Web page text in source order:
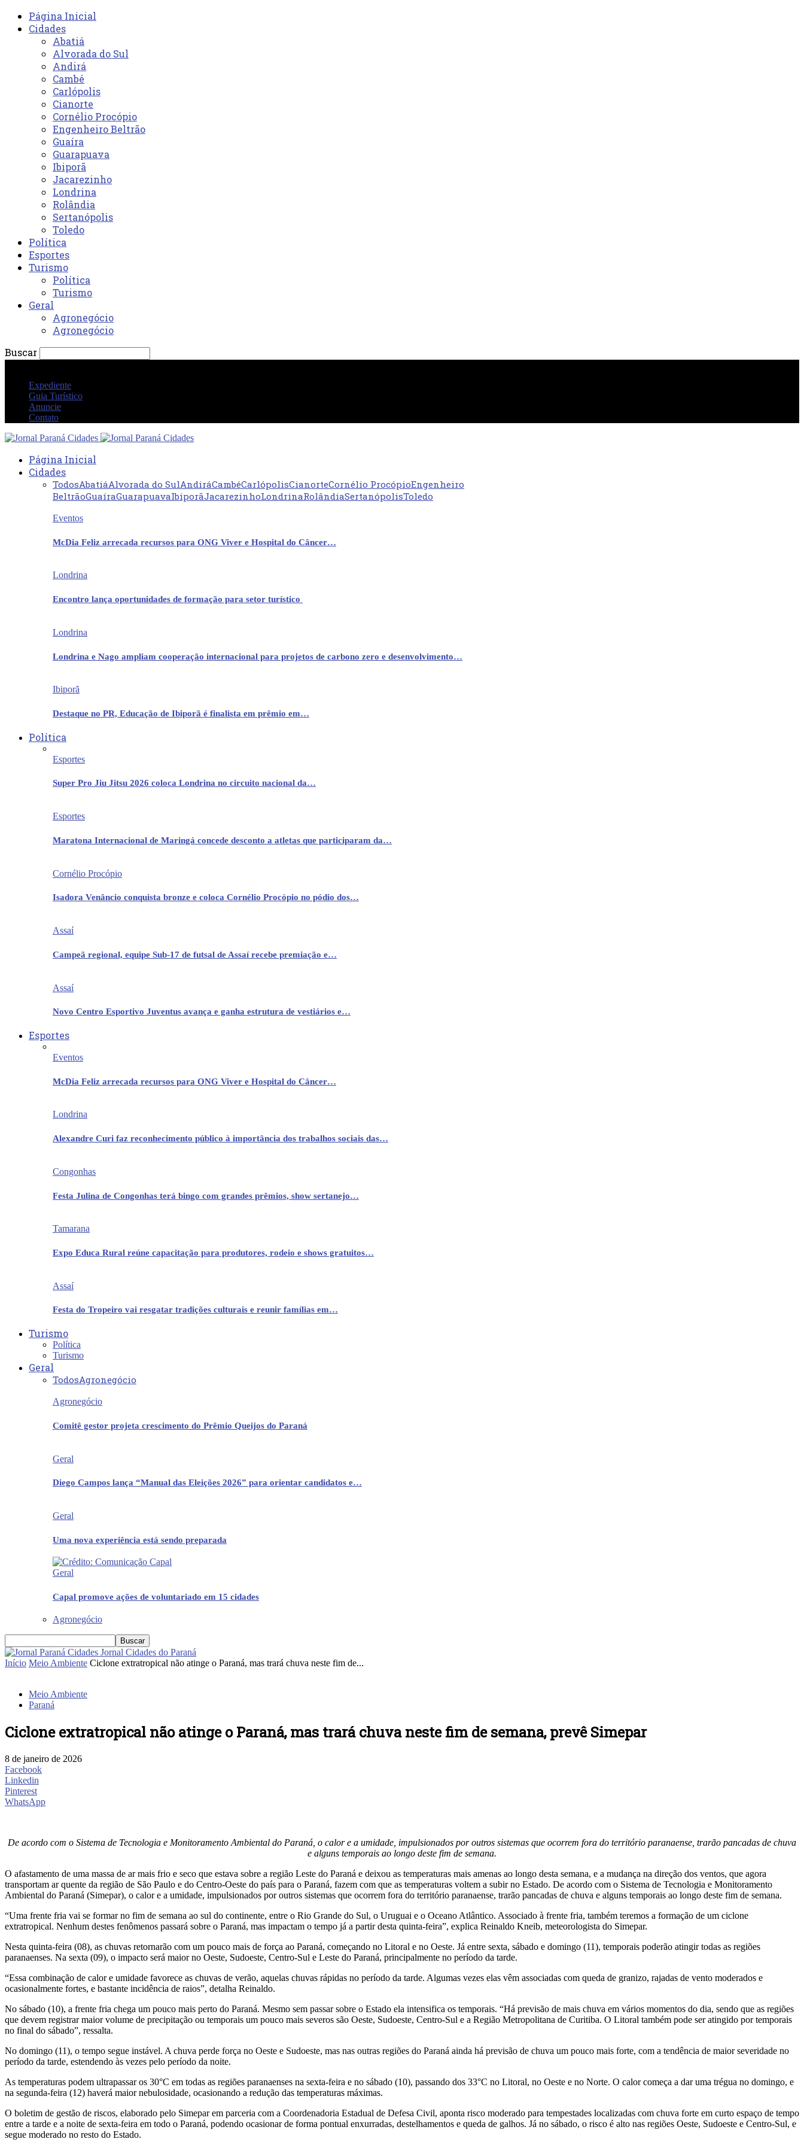
Página Inicial
Cidades
Abatiá
Alvorada do Sul
Andirá
Cambé
Carlópolis
Cianorte
Cornélio Procópio
Engenheiro Beltrão
Guaíra
Guarapuava
Ibiporã
Jacarezinho
Londrina
Rolândia
Sertanópolis
Toledo
Política
Esportes
Turismo
Política
Turismo
Geral
Agronegócio
Agronegócio
Buscar
Expediente
Guia Turístico
Anuncie
Contato
Página Inicial
Cidades
TodosAbatiáAlvorada do SulAndiráCambéCarlópolisCianorteCornélio ProcópioEngenheiro
BeltrãoGuaíraGuarapuavaIbiporãJacarezinhoLondrinaRolândiaSertanópolisToledo
Eventos
McDia Feliz arrecada recursos para ONG Viver e Hospital do Câncer…
Londrina
Encontro lança oportunidades de formação para setor turístico
Londrina
Londrina e Nago ampliam cooperação internacional para projetos de carbono zero e desenvolvimento…
Ibiporã
Destaque no PR, Educação de Ibiporã é finalista em prêmio em…
Política
Esportes
Super Pro Jiu Jitsu 2026 coloca Londrina no circuito nacional da…
Esportes
Maratona Internacional de Maringá concede desconto a atletas que participaram da…
Cornélio Procópio
Isadora Venâncio conquista bronze e coloca Cornélio Procópio no pódio dos…
Assaí
Campeã regional, equipe Sub-17 de futsal de Assaí recebe premiação e…
Assaí
Novo Centro Esportivo Juventus avança e ganha estrutura de vestiários e…
Esportes
Eventos
McDia Feliz arrecada recursos para ONG Viver e Hospital do Câncer…
Londrina
Alexandre Curi faz reconhecimento público à importância dos trabalhos sociais das…
Congonhas
Festa Julina de Congonhas terá bingo com grandes prêmios, show sertanejo…
Tamarana
Expo Educa Rural reúne capacitação para produtores, rodeio e shows gratuitos…
Assaí
Festa do Tropeiro vai resgatar tradições culturais e reunir famílias em…
Turismo
Política
Turismo
Geral
TodosAgronegócio
Agronegócio
Comitê gestor projeta crescimento do Prêmio Queijos do Paraná
Geral
Diego Campos lança “Manual das Eleições 2026” para orientar candidatos e…
Geral
Uma nova experiência está sendo preparada
Geral
Capal promove ações de voluntariado em 15 cidades
Agronegócio
Jornal Cidades do Paraná
Início Meio Ambiente Ciclone extratropical não atinge o Paraná, mas trará chuva neste fim de...
Meio Ambiente
Paraná
Ciclone extratropical não atinge o Paraná, mas trará chuva neste fim de semana, prevê Simepar
8 de janeiro de 2026
Facebook
Linkedin
Pinterest
WhatsApp
De acordo com o Sistema de Tecnologia e Monitoramento Ambiental do Paraná, o calor e a umidade, impulsionados por outros sistemas que ocorrem fora do território paranaense, trarão pancadas de chuva
e alguns temporais ao longo deste fim de semana.
O afastamento de uma massa de ar mais frio e seco que estava sobre a região Leste do Paraná e deixou as temperaturas mais amenas ao longo desta semana, e a mudança na direção dos ventos, que agora
transportam ar quente da região de São Paulo e do Centro-Oeste do país para o Paraná, fazem com que as temperaturas voltem a subir no Estado. De acordo com o Sistema de Tecnologia e Monitoramento
Ambiental do Paraná (Simepar), o calor e a umidade, impulsionados por outros sistemas que ocorrem fora do território paranaense, trarão pancadas de chuva e alguns temporais ao longo deste fim de semana.
“Uma frente fria vai se formar no fim de semana ao sul do continente, entre o Rio Grande do Sul, o Uruguai e o Oceano Atlântico. Associado à frente fria, também teremos a formação de um ciclone
extratropical. Nenhum destes fenômenos passará sobre o Paraná, mas impactam o tempo já a partir desta quinta-feira”, explica Reinaldo Kneib, meteorologista do Simepar.
Nesta quinta-feira (08), as chuvas retornarão com um pouco mais de força ao Paraná, começando no Litoral e no Oeste. Já entre sexta, sábado e domingo (11), temporais poderão atingir todas as regiões
paranaenses. Na sexta (09), o impacto será maior no Oeste, Sudoeste, Centro-Sul e Leste do Paraná, principalmente no período da tarde.
“Essa combinação de calor e umidade favorece as chuvas de verão, aquelas chuvas rápidas no período da tarde. Algumas vezes elas vêm associadas com queda de granizo, rajadas de vento moderados e
ocasionalmente fortes, e bastante incidência de raios”, detalha Reinaldo.
No sábado (10), a frente fria chega um pouco mais perto do Paraná. Mesmo sem passar sobre o Estado ela intensifica os temporais. “Há previsão de mais chuva em vários momentos do dia, sendo que as regiões
que devem registrar maior volume de precipitação ou temporais um pouco mais severos são Oeste, Sudoeste, Centro-Sul e a Região Metropolitana de Curitiba. O Litoral também pode ser atingido por temporais
no final do sábado”, ressalta.
No domingo (11), o tempo segue instável. A chuva perde força no Oeste e Sudoeste, mas nas outras regiões do Paraná ainda há previsão de chuva um pouco mais forte, com a tendência de maior severidade no
período da tarde, estendendo às vezes pelo período da noite.
As temperaturas podem ultrapassar os 30°C em todas as regiões paranaenses na sexta-feira e no sábado (10), passando dos 33°C no Litoral, no Oeste e no Norte. O calor começa a dar uma trégua no domingo, e
na segunda-feira (12) haverá maior nebulosidade, ocasionando a redução das temperaturas máximas.
O boletim de gestão de riscos, elaborado pelo Simepar em parceria com a Coordenadoria Estadual de Defesa Civil, aponta risco moderado para tempestades localizadas com chuva forte em curto espaço de tempo
entre a tarde e a noite de sexta-feira em todo o Paraná, podendo ocasionar de forma pontual enxurradas, destelhamentos e queda de galhos. Já no sábado, o risco é alto nas regiões Oeste, Sudoeste e Centro-Sul, e
segue moderado no resto do Estado.